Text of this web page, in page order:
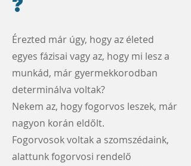
Érezted már úgy, hogy az életed
egyes fázisai vagy az, hogy mi lesz a
munkád, már gyermekkorodban
determinálva voltak?
Nekem az, hogy fogorvos leszek, már
nagyon korán eldőlt.
Fogorvosok voltak a szomszédaink,
alattunk fogorvosi rendelő